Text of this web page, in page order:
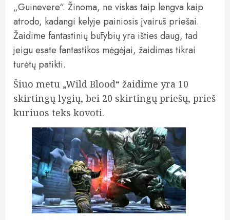
„Guinevere“. Žinoma, ne viskas taip lengva kaip
atrodo, kadangi kelyje painiosis įvairūs priešai.
Žaidime fantastinių būtybių yra išties daug, tad
jeigu esate fantastikos mėgėjai, žaidimas tikrai
turėtų patikti.
Šiuo metu „Wild Blood“ žaidime yra 10
skirtingų lygių, bei 20 skirtingų priešų, prieš
kuriuos teks kovoti.